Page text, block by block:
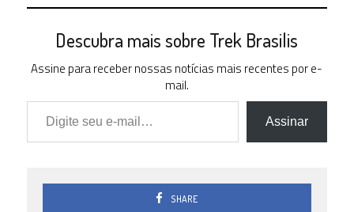
Descubra mais sobre Trek Brasilis
Assine para receber nossas notícias mais recentes por e-
mail.
Digite seu e-mail…
Assinar
SHARE